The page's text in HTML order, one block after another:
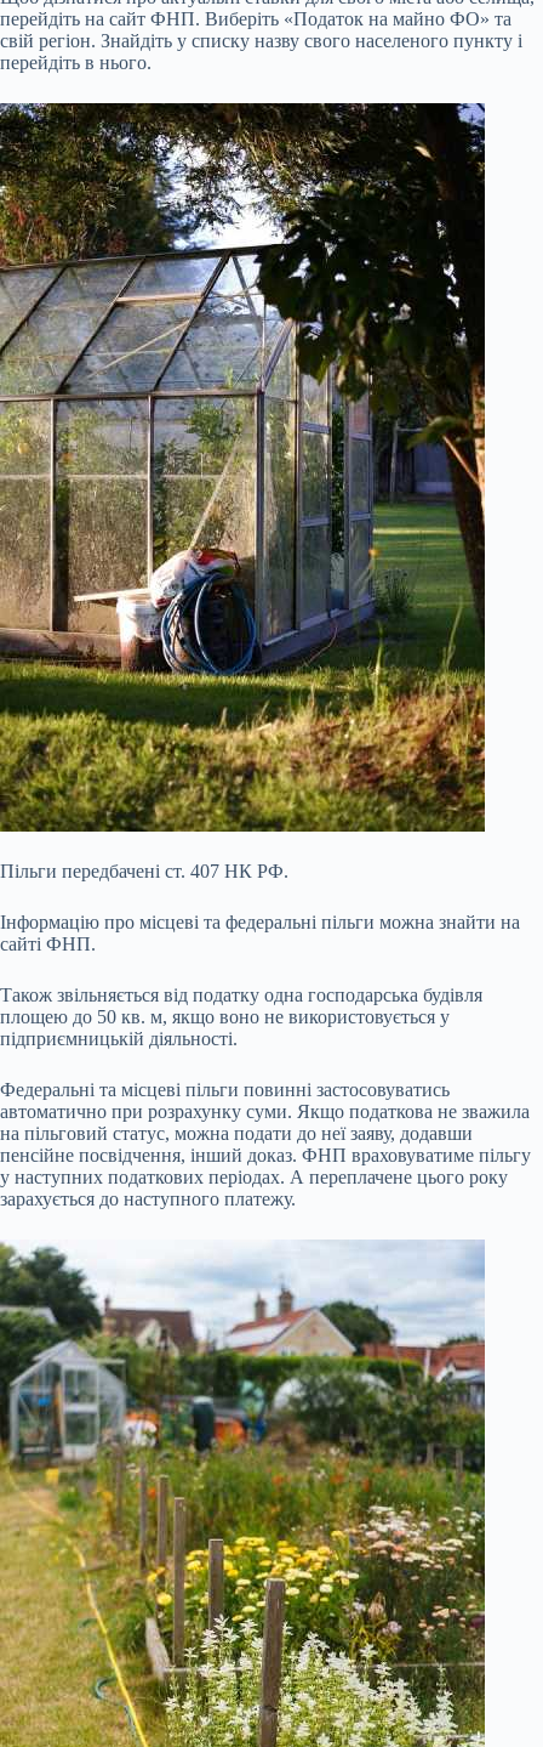
перейдіть на сайт ФНП. Виберіть «Податок на майно ФО» та
свій регіон. Знайдіть у списку назву свого населеного пункту і
перейдіть в нього.
Пільги передбачені ст. 407 НК РФ.
Інформацію про місцеві та федеральні пільги можна знайти на
сайті ФНП.
Також звільняється від податку одна господарська будівля
площею до 50 кв. м, якщо воно не використовується у
підприємницькій діяльності.
Федеральні та місцеві пільги повинні застосовуватись
автоматично при розрахунку суми. Якщо податкова не зважила
на пільговий статус, можна подати до неї заяву, додавши
пенсійне посвідчення, інший доказ. ФНП враховуватиме пільгу
у наступних податкових періодах. А переплачене цього року
зарахується до наступного платежу.